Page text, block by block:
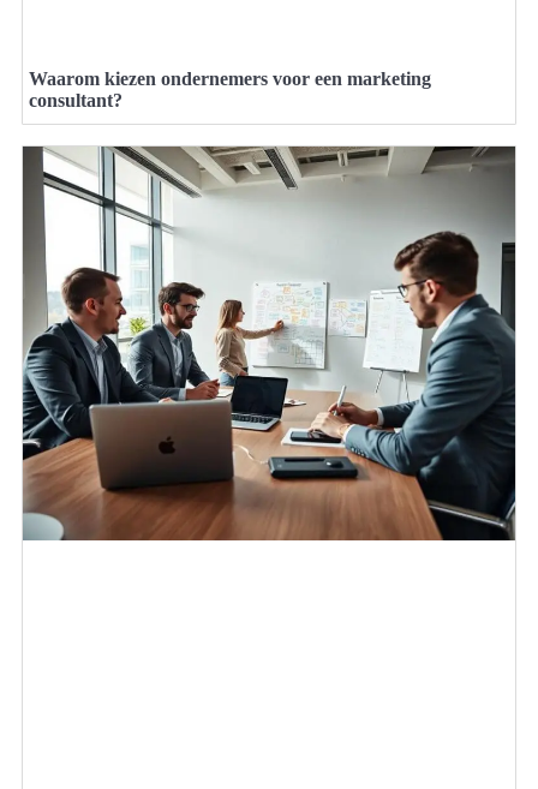
Waarom kiezen ondernemers voor een marketing
consultant?